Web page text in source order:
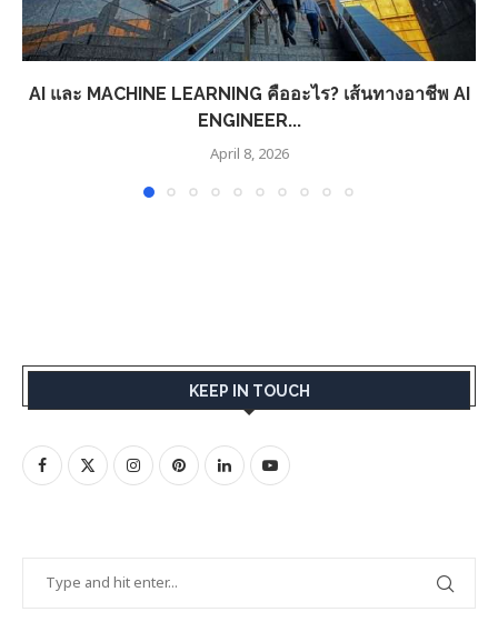
AI และ MACHINE LEARNING คืออะไร? เส้นทางอาชีพ AI
ENGINEER...
April 8, 2026
KEEP IN TOUCH